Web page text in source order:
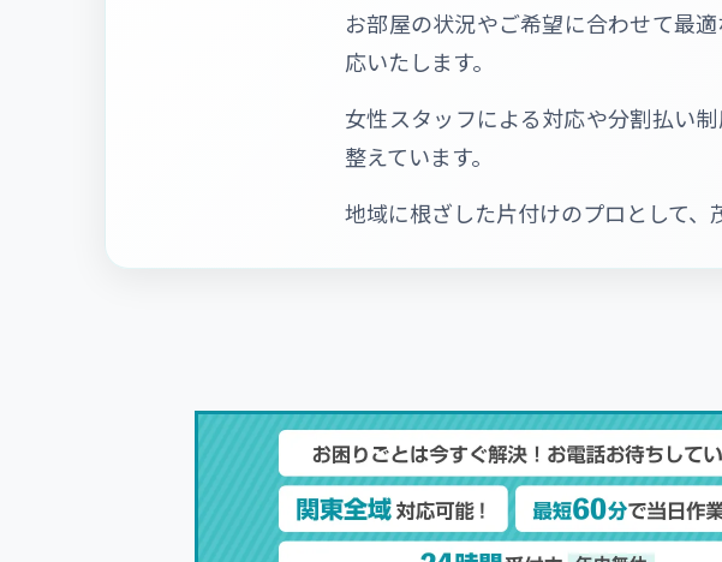
お部屋の状況やご希望に合わせて最
応いたします。
女性スタッフによる対応や分割払い
整えています。
地域に根ざした片付けのプロとして、